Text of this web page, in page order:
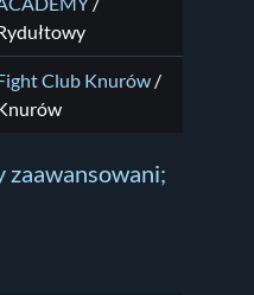
Club Knurów /
zaawansowani;